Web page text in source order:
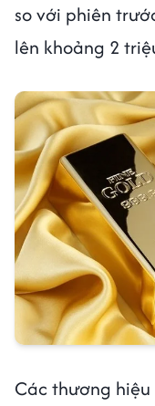
so với phiên
lên khoảng 2
Các thương hiệu